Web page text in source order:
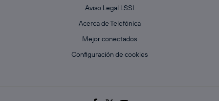
Aviso Legal LSSI
Acerca de Telefónica
Mejor conectados
Configuración de cookies